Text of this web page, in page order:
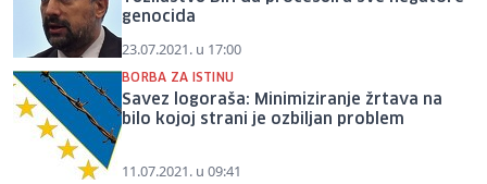
genocida
23.07.2021. u 17:00
BORBA ZA ISTINU
Savez logoraša: Minimiziranje žrtava na
bilo kojoj strani je ozbiljan problem
11.07.2021. u 09:41